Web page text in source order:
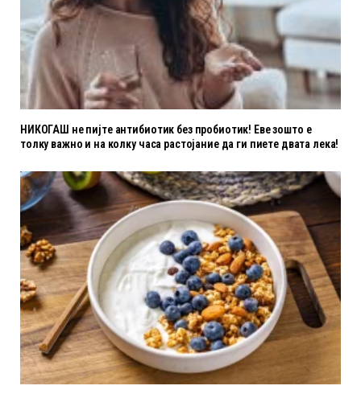
НИКОГАШ не пијте антибиотик без пробиотик! Еве зошто е
толку важно и на колку часа растојание да ги пиете двата лека!